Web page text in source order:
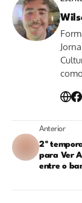
Anterior
2ª
para Ver
entre o